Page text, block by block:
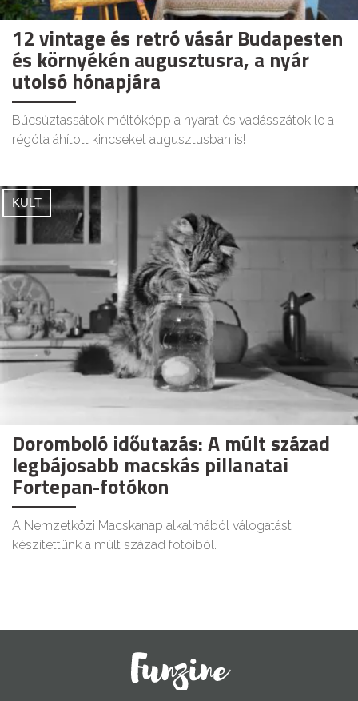
12 vintage és retró vásár Budapesten
és környékén augusztusra, a nyár
utolsó hónapjára
Búcsúztassátok méltóképp a nyarat és vadásszátok le a
régóta áhított kincseket augusztusban is!
KULT
Doromboló időutazás: A múlt század
legbájosabb macskás pillanatai
Fortepan-fotókon
A Nemzetközi Macskanap alkalmából válogatást
készítettünk a múlt század fotóiból.